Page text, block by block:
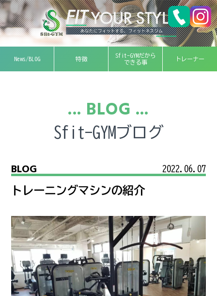
News/BLOG 特徴
Sfit-GYMだから
できる事
トレーナー
... BLOG ...
Sfit-GYMブログ
BLOG 2022.06.07
トレーニングマシンの紹介